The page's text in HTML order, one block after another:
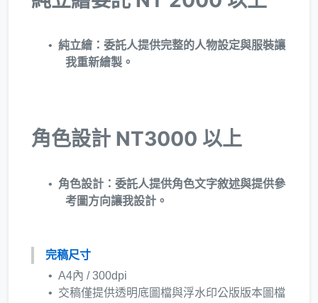
純立繪：委託人提供完整的人物設定與服裝讓
我重新繪製。
角色設計 NT3000 以上
角色設計：委託人提供角色文字敘述與提供參
考圖方向讓我設計。
完稿尺寸
A4內 / 300dpi
交稿僅提供透明底圖檔與浮水印公版版本圖檔